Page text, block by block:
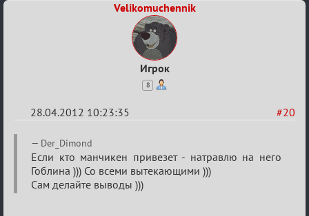
Velikomuchennik
Игрок
8
#20
28.04.2012 10:23:35
Re:
План
мероприятия
(дополнения
Der_Dimond
Если кто манчикен привезет - натравлю на него
Гоблина ))) Со всеми вытекающими )))
Сам делайте выводы )))